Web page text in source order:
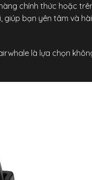
chính thức hoặc
bạn yên tâm và
là lựa chọn